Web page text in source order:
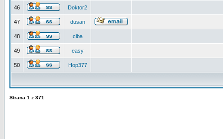
46 Doktor2
47 dusan
48 ciba
49 easy
50 Hop377
Strana 1 z 371